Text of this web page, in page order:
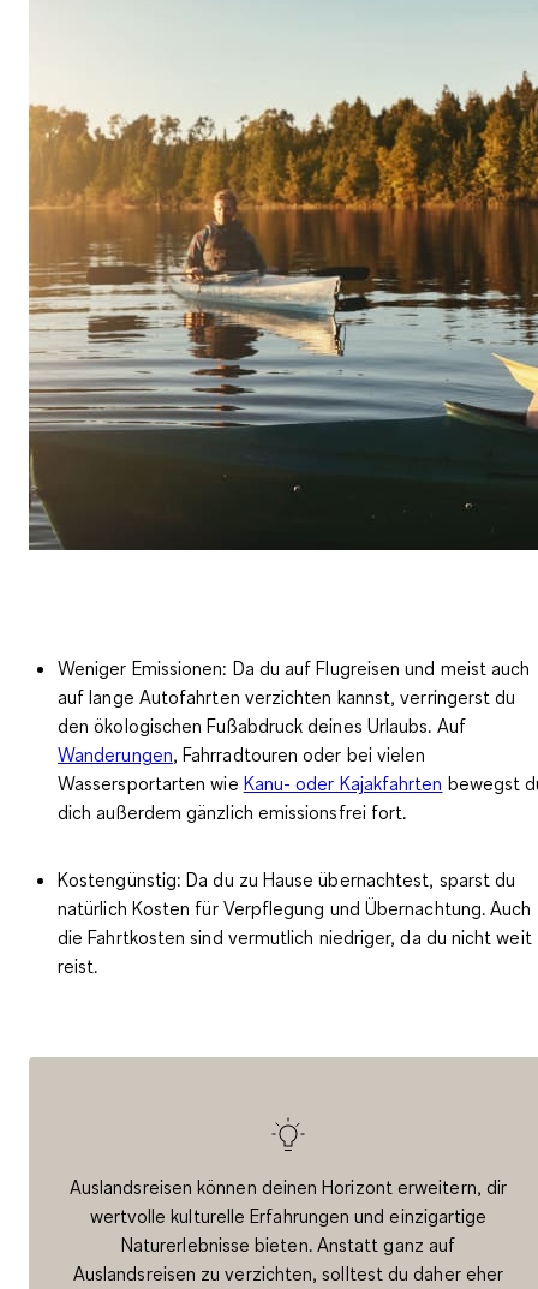
Weniger Emissionen: Da du auf Flugreisen und meist auch
auf lange Autofahrten verzichten kannst, verringerst du
den ökologischen Fußabdruck deines Urlaubs. Auf
Wanderungen, Fahrradtouren oder bei vielen
Wassersportarten wie Kanu- oder Kajakfahrten bewegst
dich außerdem gänzlich emissionsfrei fort.
Kostengünstig:Da du zu Hause übernachtest, sparst du
natürlich Kosten für Verpflegung und Übernachtung. Auch
die Fahrtkosten sind vermutlich niedriger, da du nicht weit
reist.
Auslandsreisen können deinen Horizont erweitern, dir
wertvolle kulturelle Erfahrungen und einzigartige
Naturerlebnisse bieten. Anstatt ganz auf
Auslandsreisen zu verzichten, solltest du daher eher